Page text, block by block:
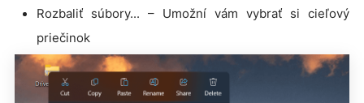
Rozbaliť súbory... – Umožní vám vybrať si cieľový
priečinok